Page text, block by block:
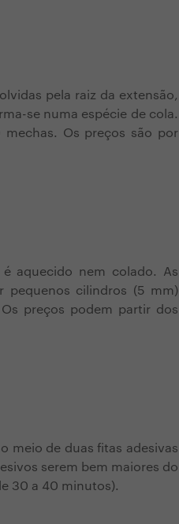
pela raiz da extensão,
se numa espécie de cola.
Os preços são por
aquecido nem colado. As
pequenos cilindros (5 mm)
preços podem partir dos
meio de duas fitas adesivas
serem bem maiores do
30 a 40 minutos).